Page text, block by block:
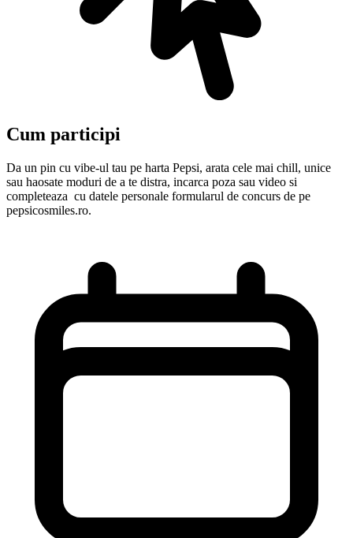
Cum participi
Da un pin cu vibe-ul tau pe harta Pepsi, arata cele mai chill, unice
sau haosate moduri de a te distra, incarca poza sau video si
completeaza cu datele personale formularul de concurs de pe
pepsicosmiles.ro.